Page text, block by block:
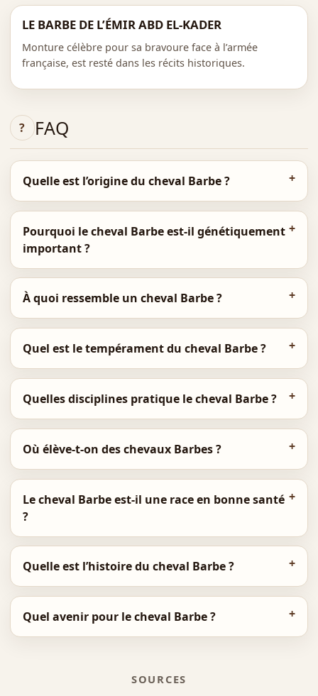
LE BARBE DE L’ÉMIR ABD EL-KADER
Monture célèbre pour sa bravoure face à l’armée
française, est resté dans les récits historiques.
FAQ
Quelle est l’origine du cheval Barbe ?
Pourquoi le cheval Barbe est-il génétiquement
important ?
À quoi ressemble un cheval Barbe ?
Quel est le tempérament du cheval Barbe ?
Quelles disciplines pratique le cheval Barbe ?
Où élève-t-on des chevaux Barbes ?
Le cheval Barbe est-il une race en bonne santé
?
Quelle est l’histoire du cheval Barbe ?
Quel avenir pour le cheval Barbe ?
SOURCES